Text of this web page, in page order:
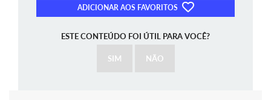
ADICIONAR AOS FAVORITOS
ESTE CONTEÚDO FOI ÚTIL PARA VOCÊ?
SIM NÃO